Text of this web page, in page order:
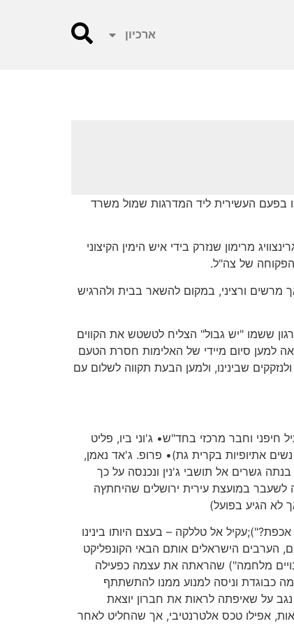
ארכיון
בפעם העשירית ליד המדרגות שמול משרד
מרימון שנזרק בידי איש הימין הקיצוני
ורציני, במקום להשאר בבית ולהרגיש
ששמו "יש גבול" הצליח לטשטש את הקווים
למען סיום מיידי של האלימות חסרת הטעם
שבינינו, ולמען הבעת תקווה לשלום עם
וחבר מרכזי בחד"ש• ג'וני ביו, פליט
אתיופיות בקרית גת)• פרופ. ג'אד נאמן,
גשרים אל תושבי ג'נין ונכנסה על כך
במועצת עירית ירושלים שהיחתץה
לא הגיע בפועל)
אל טללקה – בעצם היותו בינינו
הערבים הישראלים אותם הבאי הקונפליקט
מלחמה") שהראתה את עצמה כפעילה
כבוגדת וניסה למנוע ממנו להתשתתף
על שאיפתה לראות את חברון יוצאת
אפילו טכס אלטרנטיבי, אך שהחליט לאחר